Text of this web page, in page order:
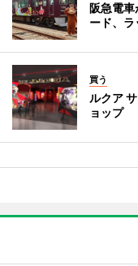
阪急電
ード、
買う
ルクア
ョップ